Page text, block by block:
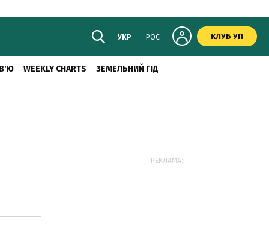
УКР РОС КЛУБ УП
WEEKLY CHARTS ЗЕМЕЛЬНИЙ ГІД
РЕКЛАМА: